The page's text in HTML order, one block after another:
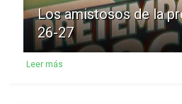
Los amistosos de la
26-27
Leer más